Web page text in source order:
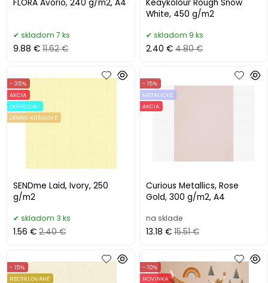
FLORA Avorio, 240 g/m2, A4
skladom 7 ks
9.88 € 11.62 €
Keaykolour Rough Snow
White, 450 g/m2
skladom 9 ks
2.40 € 4.80 €
SENDme Laid, Ivory, 250
g/m2
- 35%
AKCIA
DOPREDAJ
JEMNE KRÉMOVÉ
skladom 3 ks
1.56 € 2.40 €
Curious Metallics, Rose
Gold, 300 g/m2, A4
- 15%
METALICKÉ
AKCIA
na sklade
13.18 € 15.51 €
- 15%
RECYKLOVANÉ
- 10%
NOVINKA